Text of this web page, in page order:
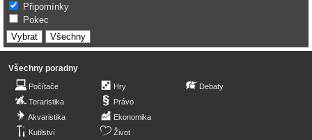
Připomínky
Pokec
Všechny poradny
Počítače
Teraristika
Akvaristika
Kutilství
Hry
Právo
Ekonomika
Život
Debaty